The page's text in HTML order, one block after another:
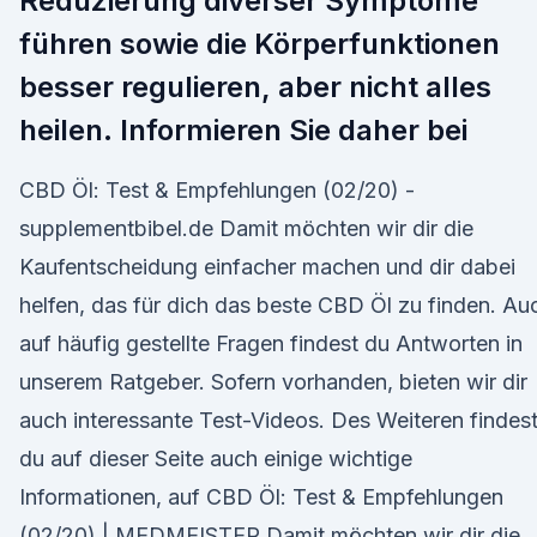
führen sowie die Körperfunktionen
besser regulieren, aber nicht alles
heilen. Informieren Sie daher bei
CBD Öl: Test & Empfehlungen (02/20) -
supplementbibel.de Damit möchten wir dir die
Kaufentscheidung einfacher machen und dir dabei
helfen, das für dich das beste CBD Öl zu finden.
auf häufig gestellte Fragen findest du Antworten in
unserem Ratgeber. Sofern vorhanden, bieten wir dir
auch interessante Test-Videos. Des Weiteren findest
du auf dieser Seite auch einige wichtige
Informationen, auf CBD Öl: Test & Empfehlungen